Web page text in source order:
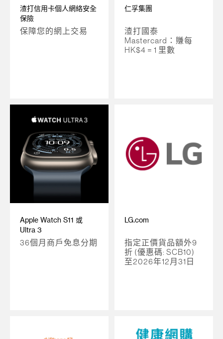
渣打信用卡個人網絡安全
保險
保障您的網上交易
仁孚集團
渣打國泰
Mastercard：賺每
HK$4 = 1 里數
Apple Watch S11 或
Ultra 3
36個月商戶免息分期
LG.com
指定正價貨品額外9
折 (優惠碼: SCB10)
至2026年12月31日